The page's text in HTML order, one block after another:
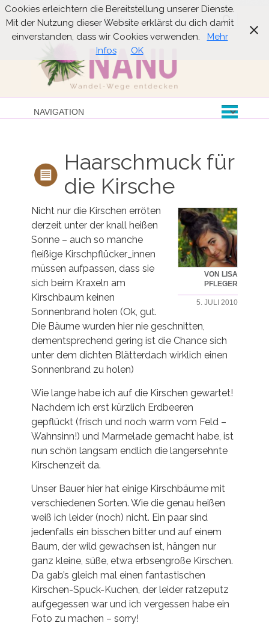
Suche
Haarschmuck für
die Kirsche
VON LISA
PFLEGER
5. JULI 2010
Nicht nur die Kirschen erröten
derzeit unter der knall heißen
Sonne – auch so manche
fleißige Kirschpflücker_innen
müssen aufpassen, dass sie
sich beim Kraxeln am
Kirschbaum keinen
Sonnenbrand holen (Ok, gut.
Die Bäume wurden hier nie geschnitten,
dementsprechend gering ist die Chance sich
unter dem dichten Blätterdach wirklich einen
Sonnenbrand zu holen)
Wie lange habe ich auf die Kirschen gewartet!
Nachdem ich erst kürzlich Erdbeeren
gepflückt (frisch und noch warm vom Feld –
Wahnsinn!) und Marmelade gemacht habe, ist
nun schön langsam endlich die langersehnte
Kirschenzeit da.
Unser Bauer hier hat einige Kirschbäume mit
verschiedenen Sorten. Wie die genau heißen
weiß ich leider (noch) nicht. Ein paar sind
jedenfalls ein bisschen bitter und auf einem
Baum, der wild gewachsen ist, hängen nur
ganz kleine, süße, etwa erbsengroße Kirschen.
Da gab’s gleich mal einen fantastischen
Kirschen-Spuck-Kuchen, der leider ratzeputz
aufgegessen war und ich vergessen habe ein
Foto zu machen – sorry!
Cookies erleichtern die Bereitstellung unserer Dienste.
Mit der Nutzung dieser Website erklärst du dich damit
einverstanden, dass wir Cookies verwenden.
Mehr
Infos
OK